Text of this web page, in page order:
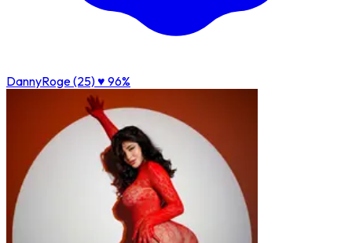
DannyRoge (25)♥ 96%